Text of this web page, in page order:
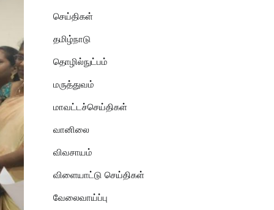
செய்திகள்
தமிழ்நாடு
தொழில்நுட்பம்
மருத்துவம்
மாவட்டச்செய்திகள்
வானிலை
விவசாயம்
விளையாட்டு செய்திகள்
வேலைவாய்ப்பு